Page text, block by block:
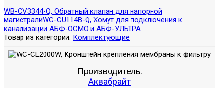
WB-CV3344-Q, Обратный клапан для напорной
магистралиWC-CU114B-Q, Хомут для подключения к
канализации АБФ-ОСМО и АБФ-УЛЬТРА
Товар из категории: Комплектующие
Производитель:
Аквабрайт